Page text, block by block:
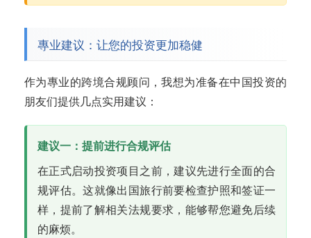
專业建议：让您的投资更加稳健
作为專业的跨境合规顾问，我想为准备在中国投资的
朋友们提供几点实用建议：
建议一：提前进行合规评估
在正式启动投资项目之前，建议先进行全面的合
规评估。这就像出国旅行前要检查护照和签证一
样，提前了解相关法规要求，能够帮您避免后续
的麻烦。